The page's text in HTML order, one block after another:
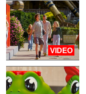
VIDEO